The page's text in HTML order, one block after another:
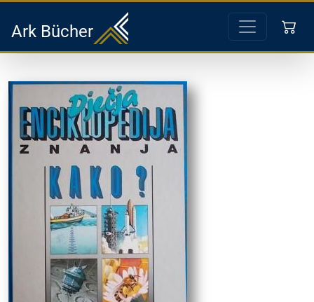
Ark Bücher